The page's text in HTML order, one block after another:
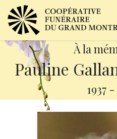
À la
Pauline
1937 -